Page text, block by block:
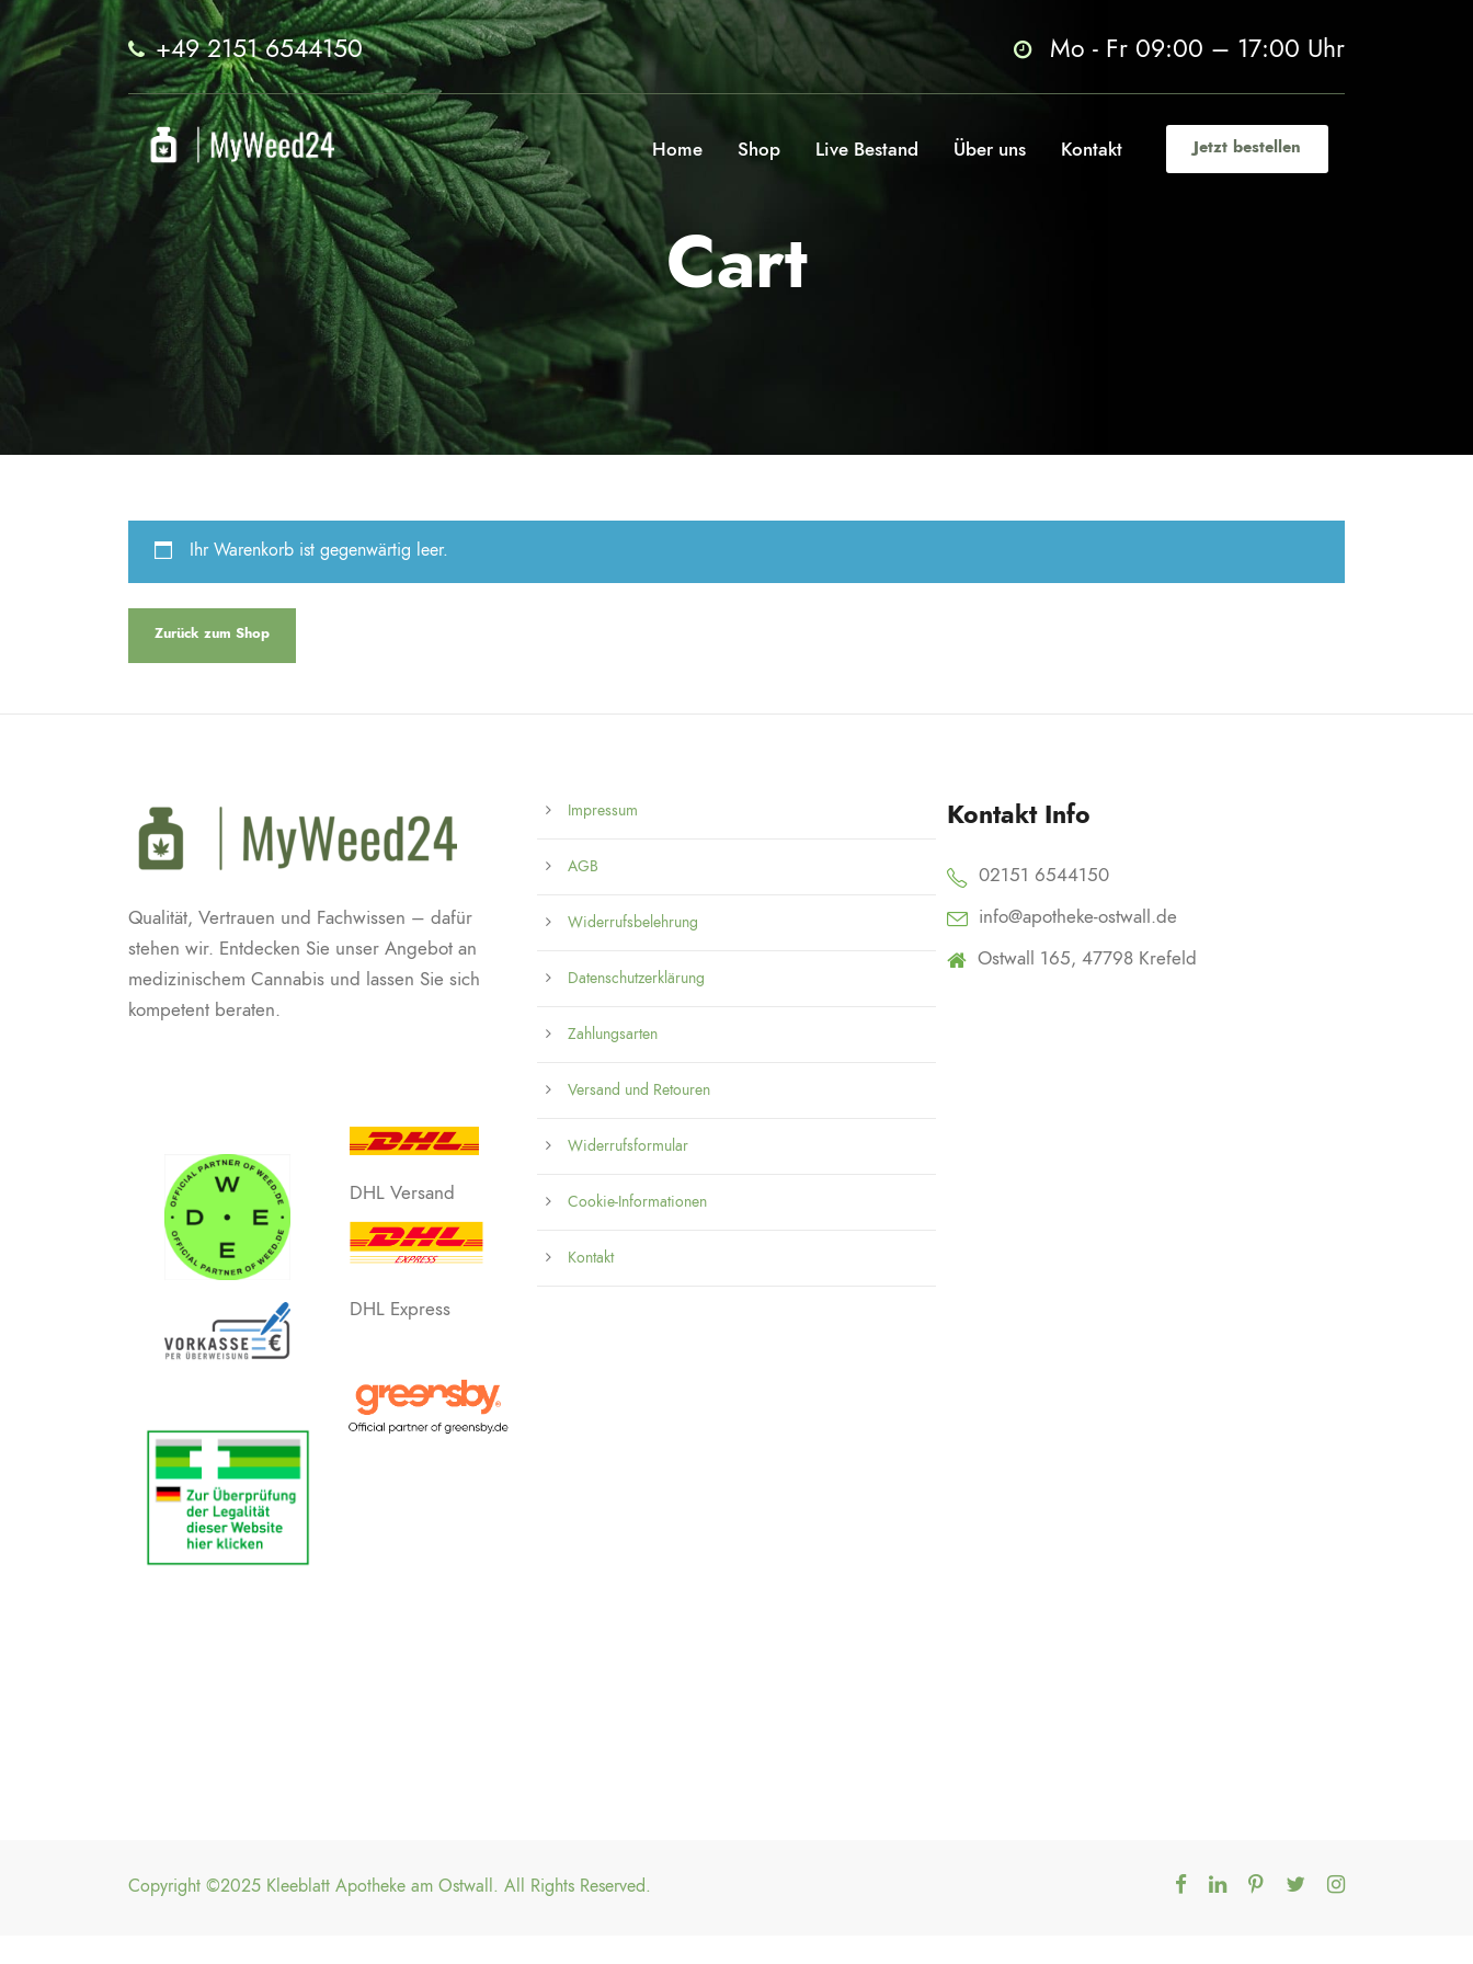
+49 2151 6544150 Mo - Fr 09:00 – 17:00 Uhr
Home Shop Live Bestand Über uns Kontakt Jetzt bestellen
Cart
Ihr Warenkorb ist gegenwärtig leer.
Zurück zum Shop
Qualität, Vertrauen und Fachwissen – dafür
stehen wir. Entdecken Sie unser Angebot an
medizinischem Cannabis und lassen Sie sich
kompetent beraten.
DHL Versand
DHL Express
Impressum
AGB
Widerrufsbelehrung
Datenschutzerklärung
Zahlungsarten
Versand und Retouren
Widerrufsformular
Cookie-Informationen
Kontakt
Kontakt Info
02151 6544150
info@apotheke-ostwall.de
Ostwall 165, 47798 Krefeld
Copyright ©2025 Kleeblatt Apotheke am Ostwall. All Rights Reserved.